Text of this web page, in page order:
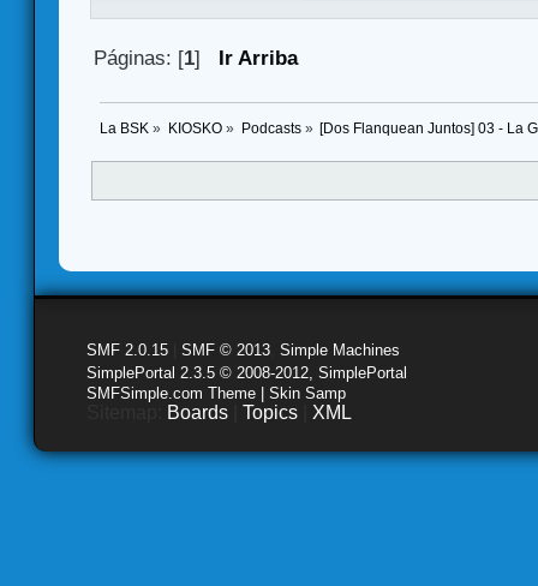
Páginas: [1] Ir Arriba
La BSK » KIOSKO» Podcasts» [Dos Flanquean Juntos] 03 - La
SMF 2.0.15 SMF © 2013 Simple Machines
SimplePortal 2.3.5 © 2008-2012, SimplePortal
SMFSimple.com Theme | Skin Samp
Boards Topics XML